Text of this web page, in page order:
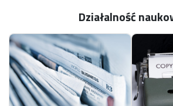
przywództwo w organizacji
Pełnione funkcje na Wydziale i Uczelni:
Przewodnicząca Rady Dyscypliny
Zarządzaniu i Jakości 2024-2028
Członek Senatu Politechniki
Działalność